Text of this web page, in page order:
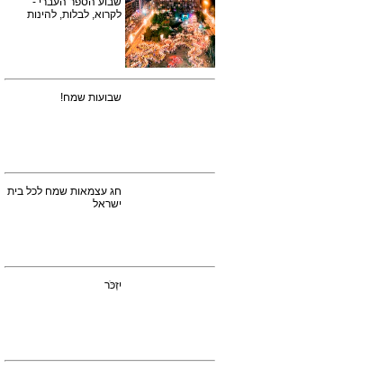
לקרוא, לבלות, להינות
שבועות שמח!
חג עצמאות שמח לכל בית
ישראל
יִזְכֹּר